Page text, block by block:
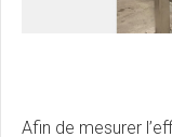
Afin de mesurer